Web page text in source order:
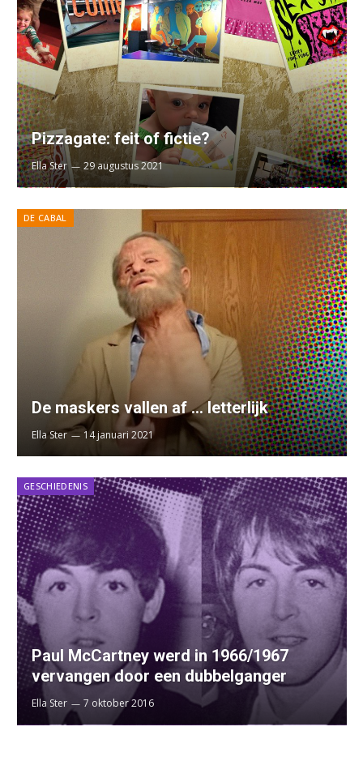
Pizzagate: feit of fictie?
Ella Ster 29 augustus 2021
DE CABAL
De maskers vallen af … letterlijk
Ella Ster 14 januari 2021
GESCHIEDENIS
Paul McCartney werd in 1966/1967
vervangen door een dubbelganger
Ella Ster 7 oktober 2016